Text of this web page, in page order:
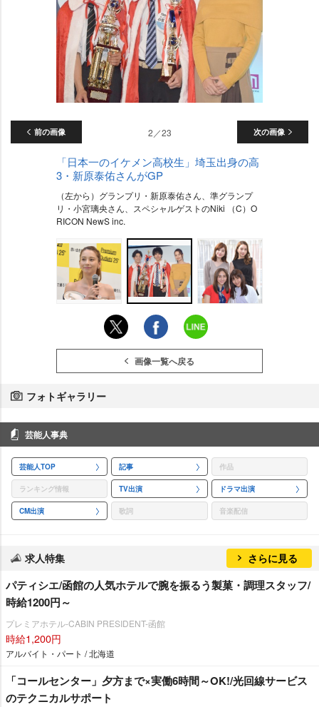
前の画像 次の画像
2／23
「日本一のイケメン高校生」埼玉出身の高
3・新原泰佑さんがGP
（左から）グランプリ・新原泰佑さん、準グランプ
リ・小宮璃央さん、スペシャルゲストのNiki （C）O
RICON NewS inc.
画像一覧へ戻る
フォトギャラリー
芸能人事典
芸能人TOP 記事 作品
ランキング情報 TV出演 ドラマ出演
CM出演 歌詞 音楽配信
求人特集 さらに見る
パティシエ/函館の人気ホテルで腕を振るう製菓・調理スタッフ/
時給1200円～
プレミアホテル-CABIN PRESIDENT-函館
時給1,200円
アルバイト・パート / 北海道
「コールセンター」夕方まで×実働6時間～OK!/光回線サービス
のテクニカルサポート